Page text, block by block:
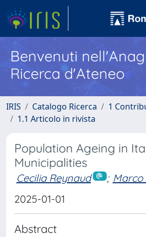
Benvenuti
Ricerca d'Ateneo
IRIS Catalogo Ricerca
1
1.1 Articolo in rivista
Population Ageing in
Municipalities
Cecilia Reynaud ; Marco
2025-01-01
Abstract